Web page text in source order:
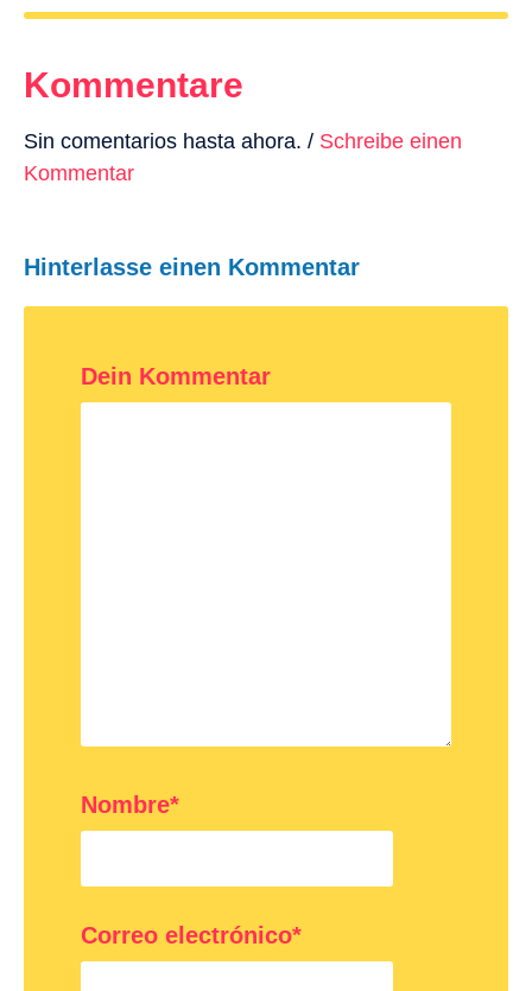
Kommentare
Sin comentarios hasta ahora. / Schreibe einen
Kommentar
Hinterlasse einen Kommentar
Dein Kommentar
Nombre*
Correo electrónico*